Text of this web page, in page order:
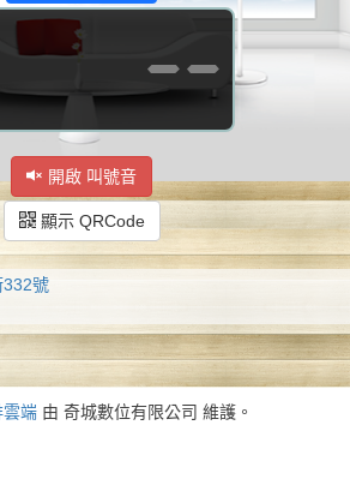
--
開啟 叫號音
顯示 QRCode
332號
端由 奇城數位有限公司 維護。